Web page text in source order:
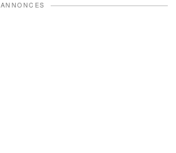
ANNONCES